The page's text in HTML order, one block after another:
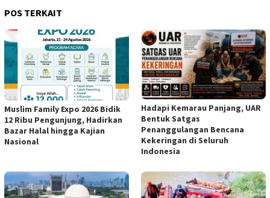
POS TERKAIT
Muslim Family Expo 2026 Bidik
12 Ribu Pengunjung, Hadirkan
Bazar Halal hingga Kajian
Nasional
Hadapi Kemarau Panjang, UAR
Bentuk Satgas
Penanggulangan Bencana
Kekeringan di Seluruh
Indonesia